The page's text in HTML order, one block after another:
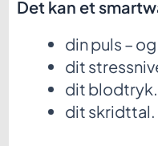
Det kan et
din puls –
dit
dit blodtryk.
dit skridttal.